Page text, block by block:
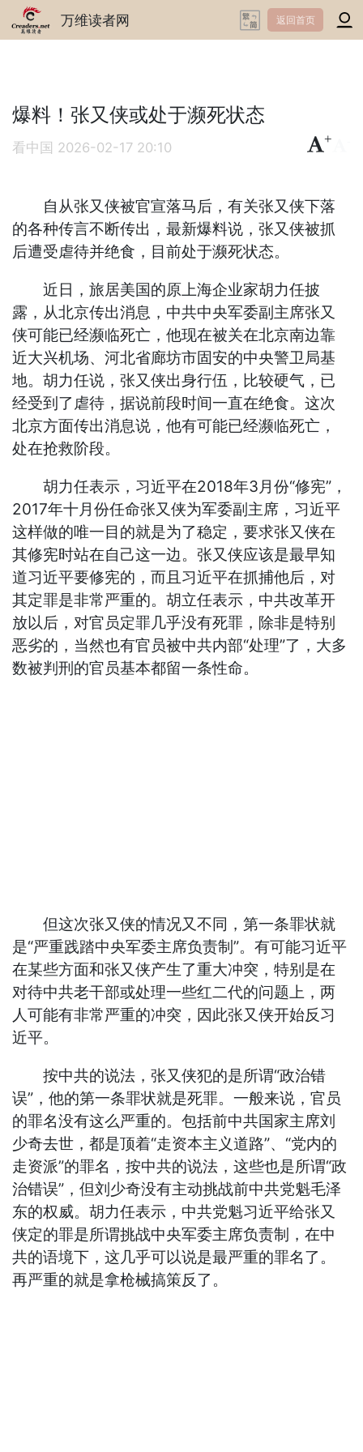
万维读者网 返回首页
爆料！张又侠或处于濒死状态
看中国 2026-02-17 20:10
+
自从张又侠被官宣落马后，有关张又侠下落
的各种传言不断传出，最新爆料说，张又侠被抓
后遭受虐待并绝食，目前处于濒死状态。
近日，旅居美国的原上海企业家胡力任披
露，从北京传出消息，中共中央军委副主席张又
侠可能已经濒临死亡，他现在被关在北京南边靠
近大兴机场、河北省廊坊市固安的中央警卫局基
地。胡力任说，张又侠出身行伍，比较硬气，已
经受到了虐待，据说前段时间一直在绝食。这次
北京方面传出消息说，他有可能已经濒临死亡，
处在抢救阶段。
胡力任表示，习近平在2018年3月份“修宪”，
2017年十月份任命张又侠为军委副主席，习近平
这样做的唯一目的就是为了稳定，要求张又侠在
其修宪时站在自己这一边。张又侠应该是最早知
道习近平要修宪的，而且习近平在抓捕他后，对
其定罪是非常严重的。胡立任表示，中共改革开
放以后，对官员定罪几乎没有死罪，除非是特别
恶劣的，当然也有官员被中共内部“处理”了，大多
数被判刑的官员基本都留一条性命。
但这次张又侠的情况又不同，第一条罪状就
是“严重践踏中央军委主席负责制”。有可能习近平
在某些方面和张又侠产生了重大冲突，特别是在
对待中共老干部或处理一些红二代的问题上，两
人可能有非常严重的冲突，因此张又侠开始反习
近平。
按中共的说法，张又侠犯的是所谓“政治错
误”，他的第一条罪状就是死罪。一般来说，官员
的罪名没有这么严重的。包括前中共国家主席刘
少奇去世，都是顶着“走资本主义道路”、“党内的
走资派”的罪名，按中共的说法，这些也是所谓“政
治错误”，但刘少奇没有主动挑战前中共党魁毛泽
东的权威。胡力任表示，中共党魁习近平给张又
侠定的罪是所谓挑战中央军委主席负责制，在中
共的语境下，这几乎可以说是最严重的罪名了。
再严重的就是拿枪械搞策反了。